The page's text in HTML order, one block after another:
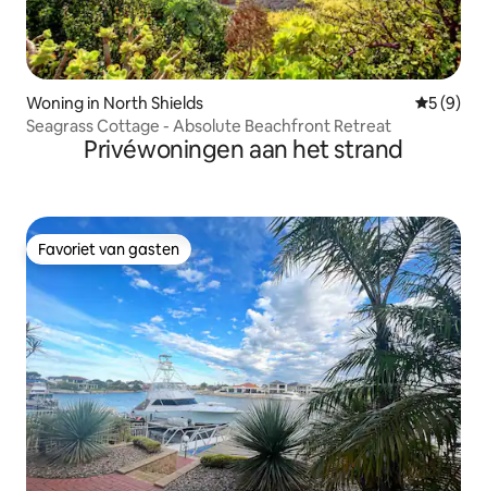
Woning in North Shields
5 (9)
Seagrass Cottage - Absolute Beachfront Retreat
Privéwoningen aan het strand
Favoriet van gasten
Favoriet van gasten